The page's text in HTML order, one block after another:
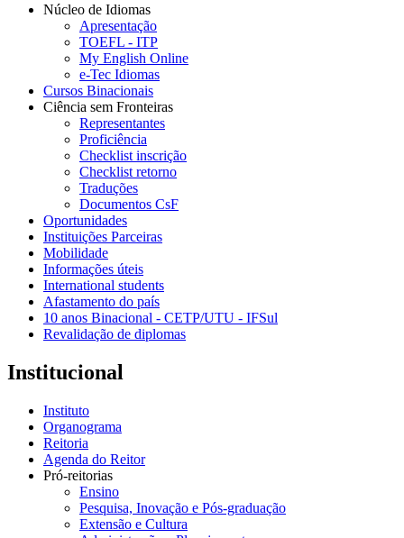
Núcleo de Idiomas
Apresentação
TOEFL - ITP
My English Online
e-Tec Idiomas
Cursos Binacionais
Ciência sem Fronteiras
Representantes
Proficiência
Checklist inscrição
Checklist retorno
Traduções
Documentos CsF
Oportunidades
Instituições Parceiras
Mobilidade
Informações úteis
International students
Afastamento do país
10 anos Binacional - CETP/UTU - IFSul
Revalidação de diplomas
Institucional
Instituto
Organograma
Reitoria
Agenda do Reitor
Pró-reitorias
Ensino
Pesquisa, Inovação e Pós-graduação
Extensão e Cultura